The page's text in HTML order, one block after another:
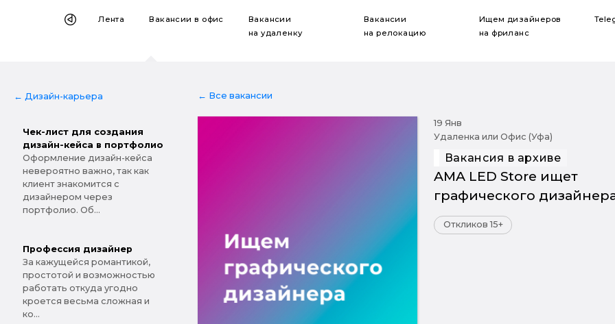
Лента Вакансиив офис
Вакансии
на удаленку
Вакансии
на релокацию
Ищем дизайнеров
на фриланс
← Дизайн-карьера
Чек-лист для создания
дизайн-кейса в портфолио
Оформление дизайн-кейса
невероятно важно, так как
клиент знакомится с
дизайнером через
портфолио. Об...
Профессия дизайнер
За кажущейся романтикой,
простотой и возможностью
работать откуда угодно
кроется весьма сложная и
ко...
← Все вакансии
19 Янв
Удаленка или Офис (Уфа)
Вакансия в архиве
AMA LED Store ищет
графического
Откликов 15+